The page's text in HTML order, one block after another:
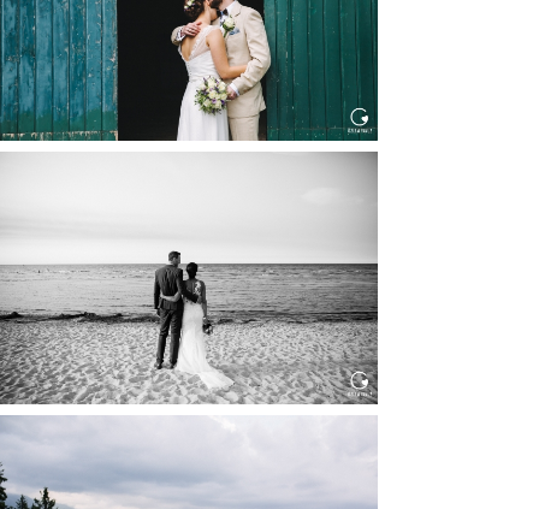
Read More...
HOCHZEIT KITZBÜHEL, TONI
ALM